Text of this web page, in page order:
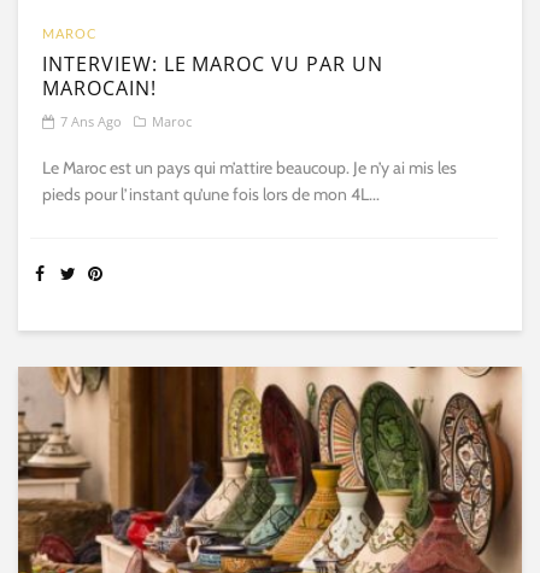
MAROC
INTERVIEW: LE MAROC VU PAR UN
MAROCAIN!
7 Ans Ago Maroc
Le Maroc est un pays qui m’attire beaucoup. Je n’y ai mis les
pieds pour l’instant qu’une fois lors de mon 4L...